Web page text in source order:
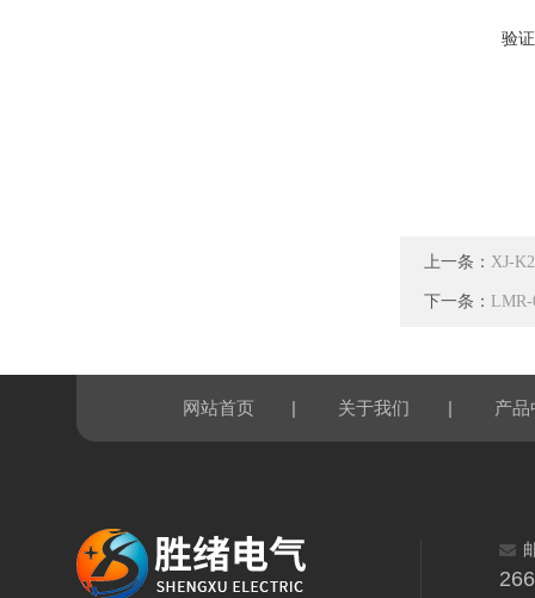
验
上一条： XJ-
下一条：
网站首页 | 关于我们 | 产品